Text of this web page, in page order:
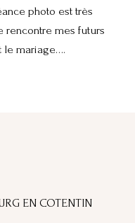
photo est très
rencontre mes futurs
le mariage….
EN COTENTIN